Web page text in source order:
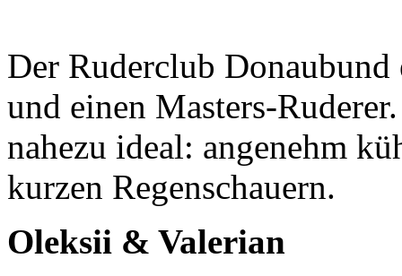
Der Ruderclub Donaubund
und einen Masters-
nahezu ideal: angenehm
kurzen Regenschauern.
Oleksii & Valerian